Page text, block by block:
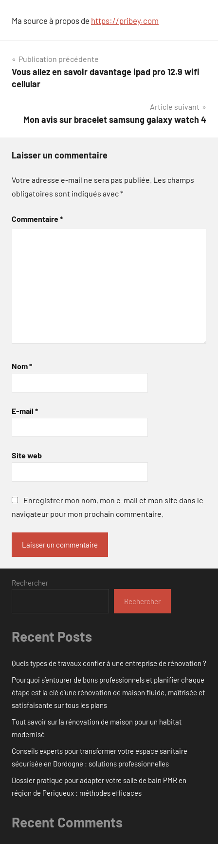
Ma source à propos de https://pribey.com
Navigation
de
Publication précédente
Vous allez en savoir davantage ipad pro 12.9 wifi
cellular
Article suivant
Mon avis sur bracelet samsung galaxy watch 4
Laisser un commentaire
Votre adresse e-mail ne sera pas publiée. Les champs
obligatoires sont indiqués avec*
Commentaire*
Nom*
E-mail *
Site web
Enregistrer mon nom, mon e-mail et mon site dans le
navigateur pour mon prochain commentaire.
Rechercher
Rechercher
Recent Posts
Quels types de travaux confier à une entreprise de rénovation ?
Pourquoi s’entourer de bons professionnels et planifier chaque
étape est la clé d’une rénovation de maison fluide, maîtrisée et
satisfaisante sur tous les plans
Tout savoir sur la rénovation de maison pour un habitat
modernisé
Conseils experts pour transformer votre espace sanitaire
sécurisée en Dordogne : solutions professionnelles
Dossier pratique pour adapter votre salle de bain PMR en
région de Périgueux : méthodes efficaces
Recent Comments